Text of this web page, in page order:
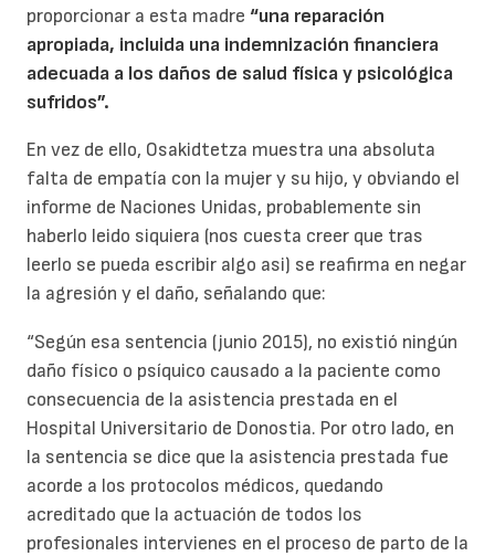
proporcionar a esta madre “una reparación
apropiada, incluida una indemnización financiera
adecuada a los daños de salud física y psicológica
sufridos”.
En vez de ello, Osakidtetza muestra una absoluta
falta de empatía con la mujer y su hijo, y obviando el
informe de Naciones Unidas, probablemente sin
haberlo leido siquiera (nos cuesta creer que tras
leerlo se pueda escribir algo asi) se reafirma en negar
la agresión y el daño, señalando que:
“Según esa sentencia (junio 2015), no existió ningún
daño físico o psíquico causado a la paciente como
consecuencia de la asistencia prestada en el
Hospital Universitario de Donostia. Por otro lado, en
la sentencia se dice que la asistencia prestada fue
acorde a los protocolos médicos, quedando
acreditado que la actuación de todos los
profesionales intervienes en el proceso de parto de la